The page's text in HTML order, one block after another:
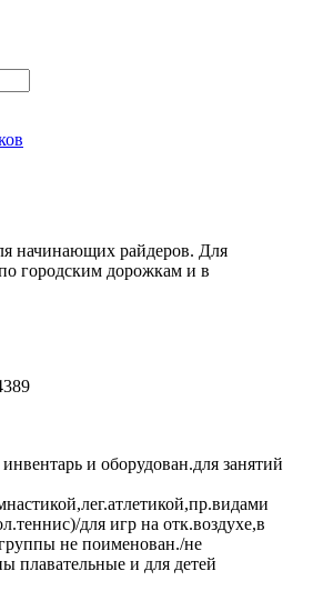
начинающих райдеров. Для
городским дорожкам и в
и оборудован.для занятий
для игр на отк.воздухе,в
не поименован./не
плавательные и для детей